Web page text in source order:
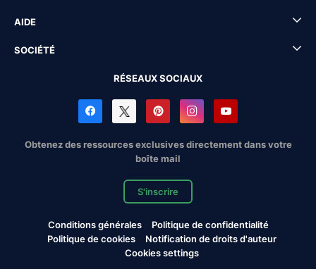
AIDE
SOCIÉTÉ
RÉSEAUX SOCIAUX
Obtenez des ressources exclusives directement dans votre
boîte mail
S'inscrire
Conditions générales
Politique de confidentialité
Politique de cookies
Notification de droits d'auteur
Cookies settings